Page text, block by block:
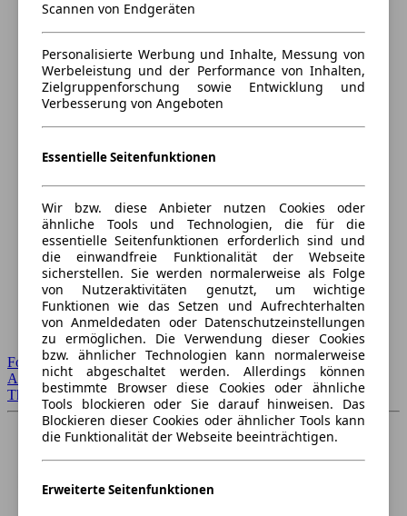
Forum Startseite
Alle Auto-Foren
Themen-Forum
Scannen von Endgeräten
Personalisierte Werbung und Inhalte, Messung von
Werbeleistung und der Performance von Inhalten,
Zielgruppenforschung sowie Entwicklung und
Verbesserung von Angeboten
Essentielle Seitenfunktionen
Wir bzw. diese Anbieter nutzen Cookies oder
ähnliche Tools und Technologien, die für die
essentielle Seitenfunktionen erforderlich sind und
die einwandfreie Funktionalität der Webseite
sicherstellen. Sie werden normalerweise als Folge
von Nutzeraktivitäten genutzt, um wichtige
Funktionen wie das Setzen und Aufrechterhalten
von Anmeldedaten oder Datenschutzeinstellungen
zu ermöglichen. Die Verwendung dieser Cookies
bzw. ähnlicher Technologien kann normalerweise
nicht abgeschaltet werden. Allerdings können
bestimmte Browser diese Cookies oder ähnliche
Tools blockieren oder Sie darauf hinweisen. Das
Blockieren dieser Cookies oder ähnlicher Tools kann
die Funktionalität der Webseite beeinträchtigen.
Erweiterte Seitenfunktionen